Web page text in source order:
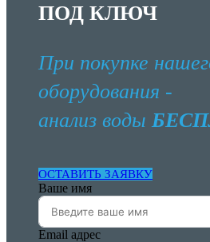
ПОД КЛЮЧ
При покупке
оборудования -
анализ воды
ОСТАВИТЬ ЗАЯВКУ
Ваше имя
Email адрес